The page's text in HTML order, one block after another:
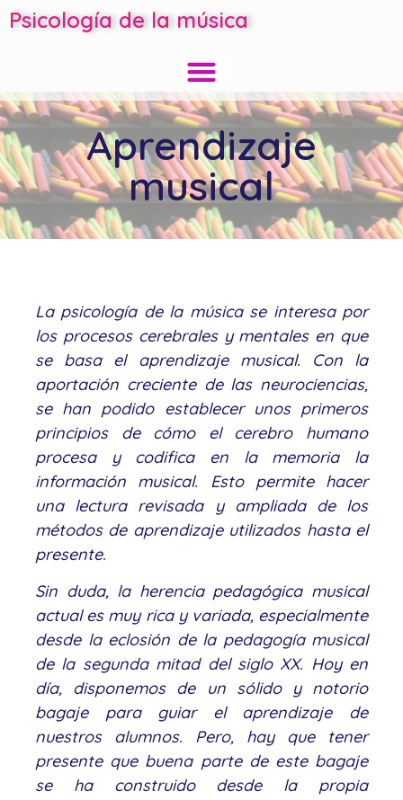
Psicología de la música
Aprendizaje
musical
La psicología de la música se interesa por
los procesos cerebrales y mentales en que
se basa el aprendizaje musical. Con la
aportación creciente de las neurociencias,
se han podido establecer unos primeros
principios de cómo el cerebro humano
procesa y codifica en la memoria la
información musical. Esto permite hacer
una lectura revisada y ampliada de los
métodos de aprendizaje utilizados hasta el
presente.
Sin duda, la herencia pedagógica musical
actual es muy rica y variada, especialmente
desde la eclosión de la pedagogía musical
de la segunda mitad del siglo XX. Hoy en
día, disponemos de un sólido y notorio
bagaje para guiar el aprendizaje de
nuestros alumnos. Pero, hay que tener
presente que buena parte de este bagaje
se ha construido desde la propia